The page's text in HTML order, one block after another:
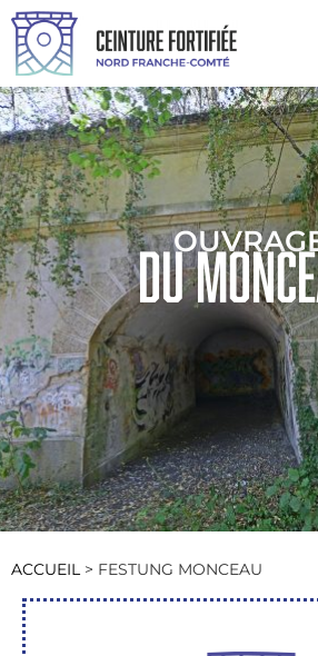
DU
ACCUEIL > FESTUNG MONCEAU